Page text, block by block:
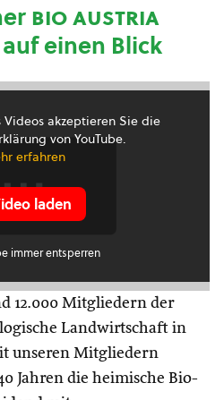
bio austria
einen Blick
akzeptieren Sie die
von YouTube.
erfahren
laden
immer entsperren
12.000 Mitgliedern der
Landwirtschaft in
unseren Mitgliedern
Jahren die heimische Bio-